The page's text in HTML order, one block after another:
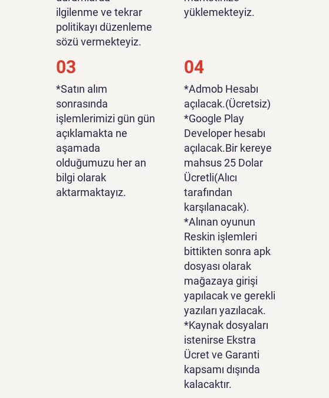
ilgilenme ve tekrar
politikayı düzenleme
sözü vermekteyiz.
03
*Satın alım
sonrasında
işlemlerimizi gün gün
açıklamakta ne
aşamada
olduğumuzu her an
bilgi olarak
aktarmaktayız.
yüklemekteyiz.
04
*Admob Hesabı
açılacak.(Ücretsiz)
*Google Play
Developer hesabı
açılacak.Bir kereye
mahsus 25 Dolar
Ücretli(Alıcı
tarafından
karşılanacak).
*Alınan oyunun
Reskin işlemleri
bittikten sonra apk
dosyası olarak
mağazaya girişi
yapılacak ve gerekli
yazıları yazılacak.
*Kaynak dosyaları
istenirse Ekstra
Ücret ve Garanti
kapsamı dışında
kalacaktır.